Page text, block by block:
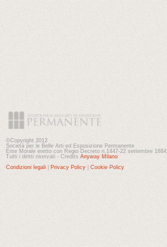
©Copyright 2012
Società per le Belle Arti ed Esposizione Permanente
Ente Morale eretto con Regio Decreto n.1447-22 settembre 1884
Tutti i diritti riservati - Credits Anyway Milano
Condizioni legali
Privacy Policy Cookie Policy